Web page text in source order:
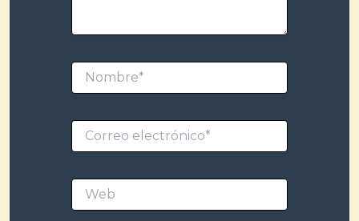
Nombre*
Correo
electrónico*
Web